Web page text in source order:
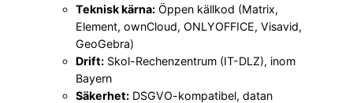
Teknisk kärna: Öppen källkod (Matrix,
Element, ownCloud, ONLYOFFICE, Visavid,
GeoGebra)
Drift: Skol-Rechenzentrum (IT-DLZ), inom
Bayern
Säkerhet: DSGVO-kompatibel, datan